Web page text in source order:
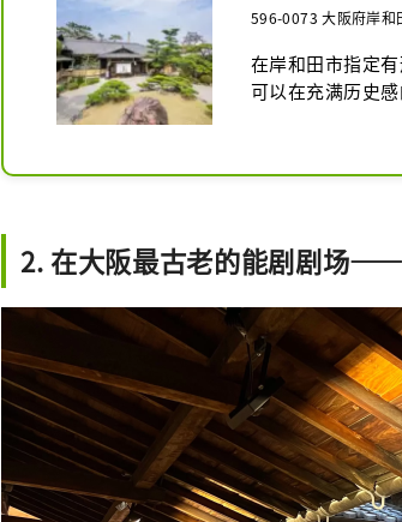
596-0073 大阪府岸和
在岸和田市指定
可以在充满历史
2. 在大阪最古老的能剧剧场